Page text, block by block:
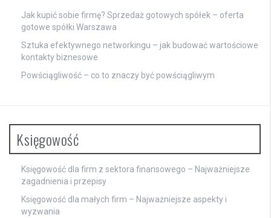
Jak kupić sobie firmę? Sprzedaż gotowych spółek – oferta
gotowe spółki Warszawa
Sztuka efektywnego networkingu – jak budować wartościowe
kontakty biznesowe
Powściągliwość – co to znaczy być powściągliwym
Księgowość
Księgowość dla firm z sektora finansowego – Najważniejsze
zagadnienia i przepisy
Księgowość dla małych firm – Najważniejsze aspekty i
wyzwania